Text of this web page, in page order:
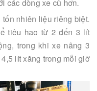
các dòng xe cũ hơn.
nhiên liệu riêng biệt.
tiêu hao từ 2 đến 3 lít
trong khi xe nâng 3
lít xăng trong mỗi giờ